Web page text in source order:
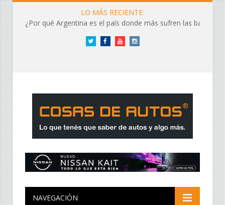
LO MÁS RECIENTE:
¿Por qué Argentina es el país donde más sufren las baterías?
Twitter FacebookYouTubeInstagram
NAVEGACIÓN